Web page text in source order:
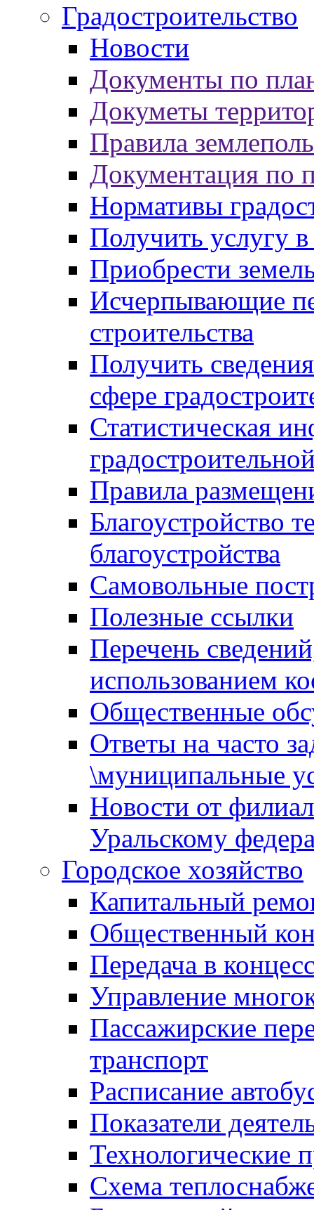
Градостроительство
Новости
Документы по
Докуметы
Правила
Документация по
Нормативы
Получить услугу в
Приобрести
Исчерпывающие
строительства
Получить
сфере
Статистическая
Правила
Благоустройство
благоустройства
Самовольные
Полезные ссылки
Перечень
использованием
Общественные
Ответы на часто
\муниципальные
Новости от
Уральскому
Городское хозяйство
Капитальный
Общественный
Передача в
Управление
Пассажирские
транспорт
Расписание
Показатели
Технологические
Схема